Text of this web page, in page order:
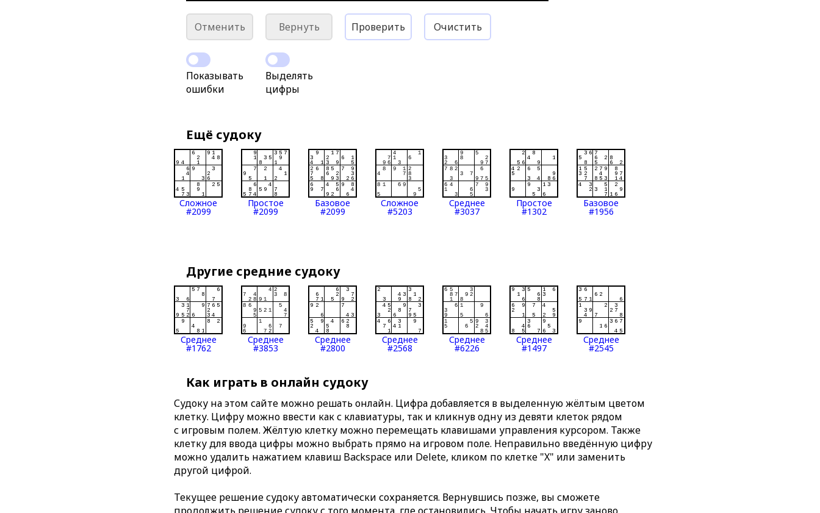
Отменить Вернуть Проверить Очистить
Показывать
ошибки
Выделять
цифры
Ещё судоку
Сложное
#2099
Простое
#2099
Базовое
#2099
Сложное
#5203
Среднее
#3037
Простое
#1302
Базовое
#1956
Другие средние судоку
Среднее
#1762
Среднее
#3853
Среднее
#2800
Среднее
#2568
Среднее
#6226
Среднее
#1497
Среднее
#2545
Как играть в онлайн судоку
Судоку на этом сайте можно решать онлайн. Цифра добавляется в выделенную жёлтым цветом
клетку. Цифру можно ввести как с клавиатуры, так и кликнув одну из девяти клеток рядом
с игровым полем. Жёлтую клетку можно перемещать клавишами управления курсором. Также
клетку для ввода цифры можно выбрать прямо на игровом поле. Неправильно введённую цифру
можно удалить нажатием клавиш Backspace или Delete, кликом по клетке "X" или заменить
другой цифрой.
Текущее решение судоку автоматически сохраняется. Вернувшись позже, вы сможете